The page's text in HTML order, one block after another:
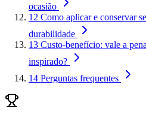
ocasião
12 Como aplicar e conservar
durabilidade
13 Custo-benefício: vale a
inspirado?
14 Perguntas frequentes